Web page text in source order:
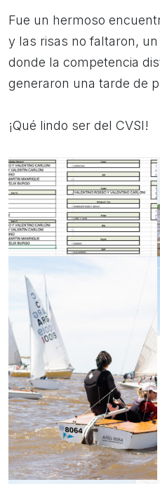
Fue un hermoso
y las risas no faltaron,
donde la competencia
generaron una tarde de
¡Qué lindo ser del CVSI!